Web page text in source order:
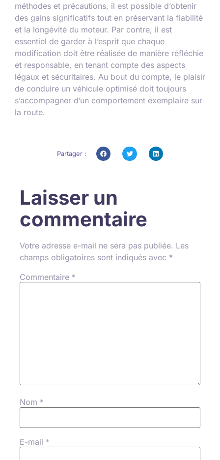
méthodes et précautions, il est possible d’obtenir
des gains significatifs tout en préservant la fiabilité
et la longévité du moteur. Par contre, il est
essentiel de garder à l’esprit que chaque
modification doit être réalisée de manière réfléchie
et responsable, en tenant compte des aspects
légaux et sécuritaires. Au bout du compte, le plaisir
de conduire un véhicule optimisé doit toujours
s’accompagner d’un comportement exemplaire sur
la route.
Partager :
Laisser un
commentaire
Votre adresse e-mail ne sera pas publiée. Les
champs obligatoires sont indiqués avec *
Commentaire *
Nom *
E-mail *